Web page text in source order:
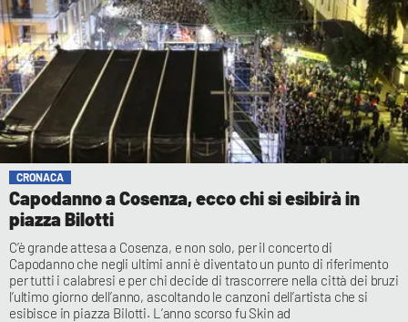
CRONACA
Capodanno a Cosenza, ecco chi si esibirà in
piazza Bilotti
C’è grande attesa a Cosenza, e non solo, per il concerto di
Capodanno che negli ultimi anni è diventato un punto di riferimento
per tutti i calabresi e per chi decide di trascorrere nella città dei bruzi
l’ultimo giorno dell’anno, ascoltando le canzoni dell’artista che si
esibisce in piazza Bilotti. L’anno scorso fu Skin ad